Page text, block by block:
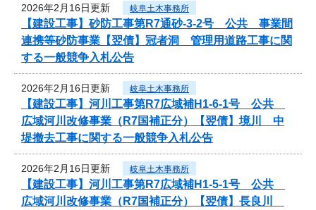
2026年2月16日更新 岐阜土木事務所
【建設工事】砂防工事第R7通砂-3-2号 公共 事業間
連携等砂防事業【翌債】冠者洞 管理用道路工事に関
する一般競争入札公告
2026年2月16日更新 岐阜土木事務所
【建設工事】河川工事第R7広域補H1-6-1号 公共
広域河川改修事業（R7国補正分）【翌債】境川 中
堤撤去工事に関する一般競争入札公告
2026年2月16日更新 岐阜土木事務所
【建設工事】河川工事第R7広域補H1-5-1号 公共
広域河川改修事業（R7国補正分）【翌債】長良川